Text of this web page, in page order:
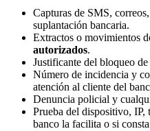
Capturas de SMS,
suplantación bancaria.
Extractos o movimientos
autorizados.
Justificante del bloqueo
Número de incidencia y
atención al cliente del
Denuncia policial y
Prueba del dispositivo,
banco la facilita o si